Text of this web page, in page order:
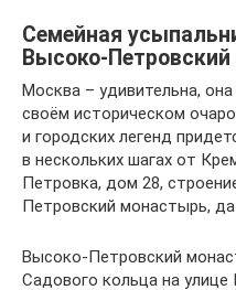
Семейная
Высоко-
Москва – удивительна,
своём историческом
и городских легенд
в нескольких шагах от
Петровка, дом 28,
Петровский монастырь,
Высоко-Петровский
Садового кольца на